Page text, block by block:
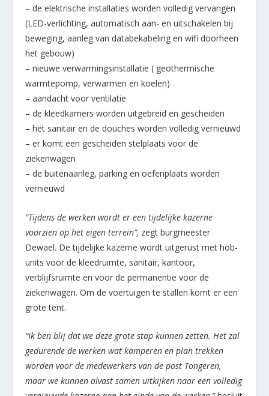
– de elektrische installaties worden volledig vervangen
(LED-verlichting, automatisch aan- en uitschakelen bij
beweging, aanleg van databekabeling en wifi doorheen
het gebouw)
– nieuwe verwarmingsinstallatie ( geothermische
warmtepomp, verwarmen en koelen)
– aandacht voor ventilatie
– de kleedkamers worden uitgebreid en gescheiden
– het sanitair en de douches worden volledig vernieuwd
– er komt een gescheiden stelplaats voor de
ziekenwagen
– de buitenaanleg, parking en oefenplaats worden
vernieuwd
“Tijdens de werken wordt er een tijdelijke kazerne
voorzien op het eigen terrein”, zegt burgmeester
Dewael. De tijdelijke kazerne wordt uitgerust met hob-
units voor de kleedruimte, sanitair, kantoor,
verblijfsruimte en voor de permanentie voor de
ziekenwagen. Om de voertuigen te stallen komt er een
grote tent.
“Ik ben blij dat we deze grote stap kunnen zetten. Het zal
gedurende de werken wat kamperen en plan trekken
worden voor de medewerkers van de post Tongeren,
maar we kunnen alvast samen uitkijken naar een volledig